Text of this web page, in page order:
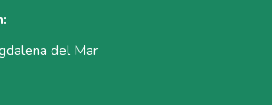
del Mar